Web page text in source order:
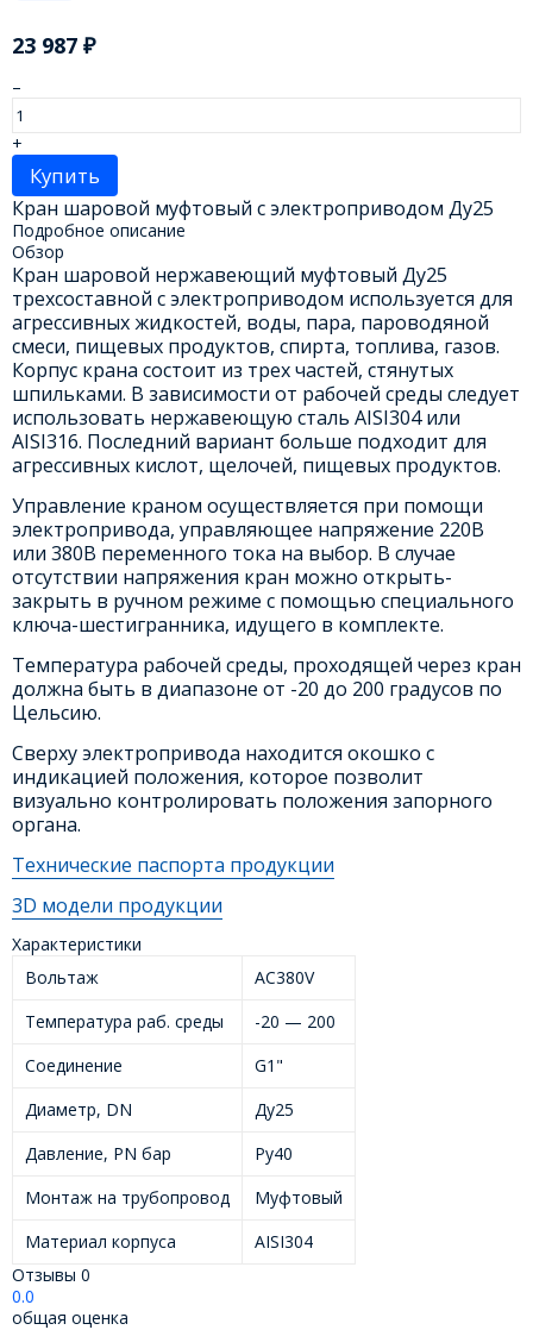
23 987 ₽
–
+
Купить
Кран шаровой муфтовый с электроприводом Ду25
Подробное описание
Обзор
Кран шаровой нержавеющий муфтовый Ду25
трехсоставной с электроприводом используется для
агрессивных жидкостей, воды, пара, пароводяной
смеси, пищевых продуктов, спирта, топлива, газов.
Корпус крана состоит из трех частей, стянутых
шпильками. В зависимости от рабочей среды следует
использовать нержавеющую сталь AISI304 или
AISI316. Последний вариант больше подходит для
агрессивных кислот, щелочей, пищевых продуктов.
Управление краном осуществляется при помощи
электропривода, управляющее напряжение 220В
или 380В переменного тока на выбор. В случае
отсутствии напряжения кран можно открыть-
закрыть в ручном режиме с помощью специального
ключа-шестигранника, идущего в комплекте.
Температура рабочей среды, проходящей через кран
должна быть в диапазоне от -20 до 200 градусов по
Цельсию.
Сверху электропривода находится окошко с
индикацией положения, которое позволит
визуально контролировать положения запорного
органа.
Технические паспорта продукции
3D модели продукции
Характеристики
Вольтаж
AC380V
Температура раб. среды
-20 — 200
Соединение
G1"
Диаметр, DN
Ду25
Давление, PN бар
Ру40
Монтаж на трубопровод
Муфтовый
Материал корпуса
AISI304
Отзывы 0
0.0
общая оценка